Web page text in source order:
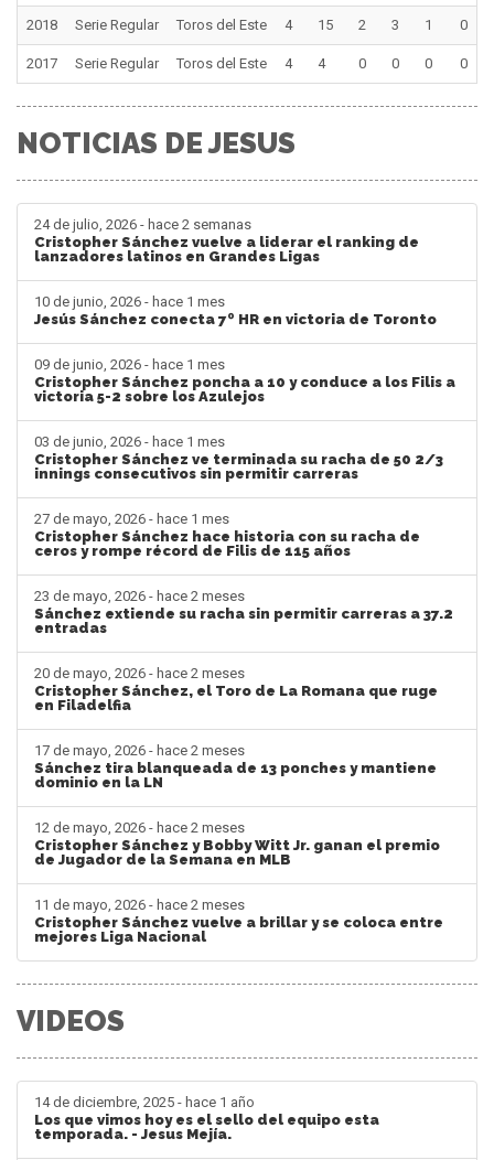
2018 Serie Regular Toros del Este 4 15 2 3 1 0
2017 Serie Regular Toros del Este 4 4 0 0 0 0
NOTICIAS DE JESUS
24 de julio, 2026 - hace 2 semanas
Cristopher Sánchez vuelve a liderar el ranking de
lanzadores latinos en Grandes Ligas
10 de junio, 2026 - hace 1 mes
Jesús Sánchez conecta 7º HR en victoria de Toronto
09 de junio, 2026 - hace 1 mes
Cristopher Sánchez poncha a 10 y conduce a los Filis a
victoria 5-2 sobre los Azulejos
03 de junio, 2026 - hace 1 mes
Cristopher Sánchez ve terminada su racha de 50 2/3
innings consecutivos sin permitir carreras
27 de mayo, 2026 - hace 1 mes
Cristopher Sánchez hace historia con su racha de
ceros y rompe récord de Filis de 115 años
23 de mayo, 2026 - hace 2 meses
Sánchez extiende su racha sin permitir carreras a 37.2
entradas
20 de mayo, 2026 - hace 2 meses
Cristopher Sánchez, el Toro de La Romana que ruge
en Filadelfia
17 de mayo, 2026 - hace 2 meses
Sánchez tira blanqueada de 13 ponches y mantiene
dominio en la LN
12 de mayo, 2026 - hace 2 meses
Cristopher Sánchez y Bobby Witt Jr. ganan el premio
de Jugador de la Semana en MLB
11 de mayo, 2026 - hace 2 meses
Cristopher Sánchez vuelve a brillar y se coloca entre
mejores Liga Nacional
VIDEOS
14 de diciembre, 2025 - hace 1 año
Los que vimos hoy es el sello del equipo esta
temporada. - Jesus Mejía.